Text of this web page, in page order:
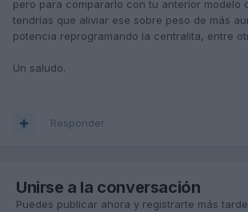
pero para compararlo con tu anterior modelo
tendrías que aliviar ese sobre peso de más
potencia reprogramando la centralita, entre
Un saludo.
Responder
Unirse a la conversación
Puedes publicar ahora y registrarte más